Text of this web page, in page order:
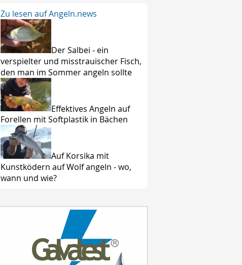
Zu lesen auf Angeln.news
Der Salbei - ein
verspielter und misstrauischer Fisch,
den man im Sommer angeln sollte
Effektives Angeln auf
Forellen mit Softplastik in Bächen
Auf Korsika mit
Kunstködern auf Wolf angeln - wo,
wann und wie?